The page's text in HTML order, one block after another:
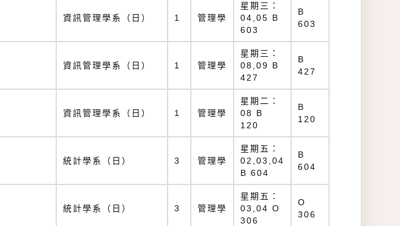
資訊管理學系（日） 1 管理學
星期三：
04,05 B
603
B
603
資訊管理學系（日） 1 管理學
星期三：
08,09 B
427
B
427
資訊管理學系（日） 1 管理學
星期二：
08 B
120
B
120
統計學系（日） 3 管理學
星期五：
02,03,04
B 604
B
604
統計學系（日） 3 管理學
星期五：
03,04 O
306
O
306